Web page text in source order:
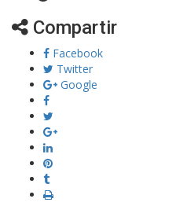
Compartir
Facebook
Twitter
Google